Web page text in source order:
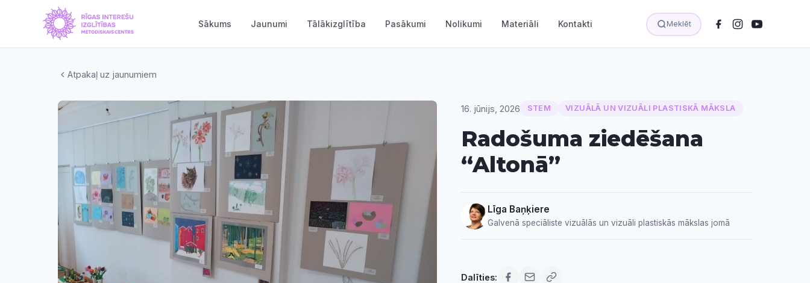
Sākums Jaunumi Tālākizglītība Pasākumi Nolikumi Materiāli Kontakti Meklēt
Atpakaļ uz jaunumiem
16. jūnijs, 2026 STEM VIZUĀLĀ UN VIZUĀLI PLASTISKĀ MĀKSLA
Radošuma ziedēšana
“Altonā”
Līga Baņķiere
Galvenā speciāliste vizuālās un vizuāli plastiskās mākslas jomā
Dalīties: